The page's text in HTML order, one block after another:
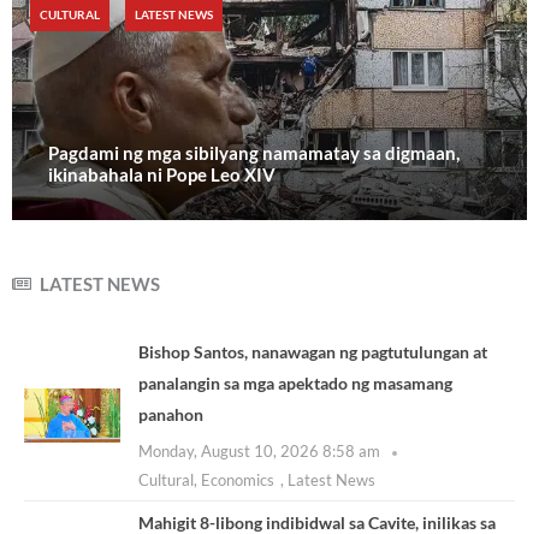
Pagdami ng mga sibilyang namamatay sa digmaan,
ikinabahala ni Pope Leo XIV
CULTURAL LATEST NEWS
LATEST NEWS
Bishop Santos, nanawagan ng pagtutulungan at
panalangin sa mga apektado ng masamang
panahon
Monday, August 10, 2026 8:58 am
Cultural, Economics , Latest News
Mahigit 8-libong indibidwal sa Cavite, inilikas sa